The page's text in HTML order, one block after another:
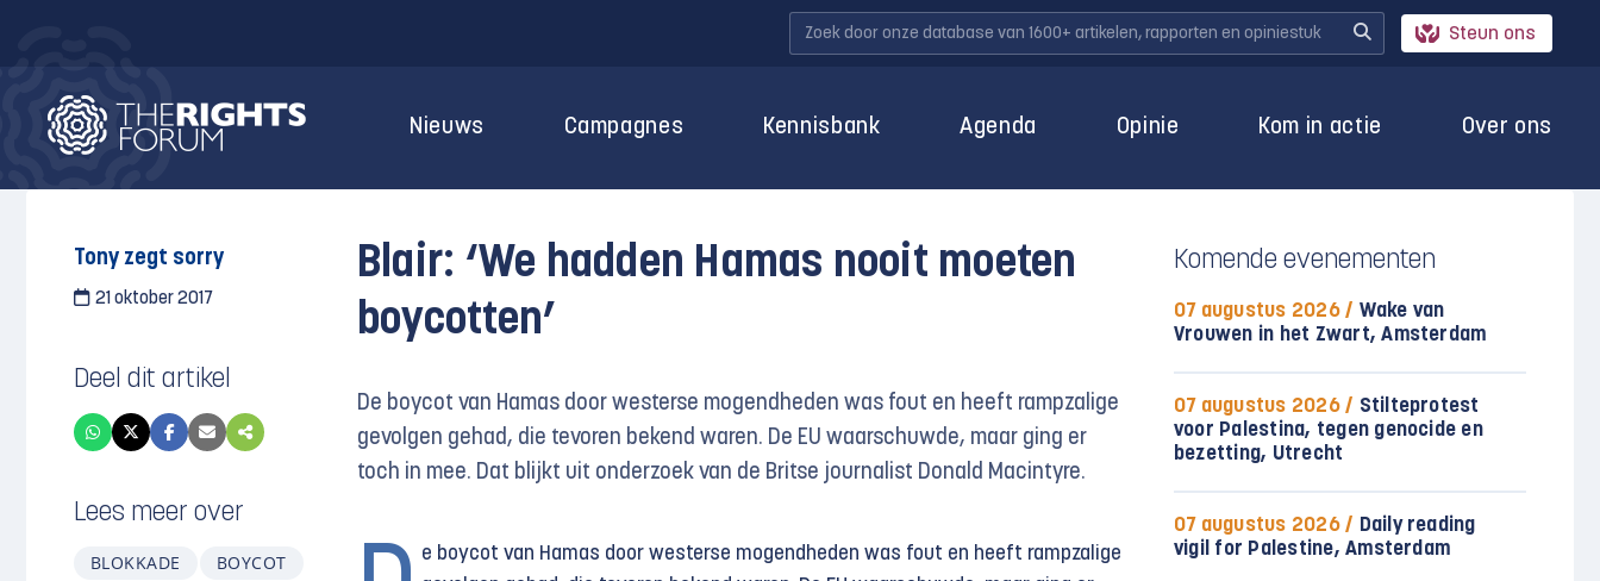
Steun ons
Nieuws Campagnes Kennisbank Agenda Opinie Kom in actie Over ons
Tony zegt sorry
21 oktober 2017
Deel dit artikel
Lees meer over
BLOKKADE
BOYCOT
Blair: ‘We hadden Hamas nooit moeten
boycotten’
De boycot van Hamas door westerse mogendheden was fout en heeft rampzalige
gevolgen gehad, die tevoren bekend waren. De EU waarschuwde, maar ging er
toch in mee. Dat blijkt uit onderzoek van de Britse journalist Donald Macintyre.
e boycot van Hamas door westerse mogendheden was fout en heeft rampzalige
Komende evenementen
07 augustus 2026 / Wake van
Vrouwen in het Zwart, Amsterdam
07 augustus 2026 / Stilteprotest
voor Palestina, tegen genocide en
bezetting, Utrecht
07 augustus 2026 / Daily reading
vigil for Palestine, Amsterdam